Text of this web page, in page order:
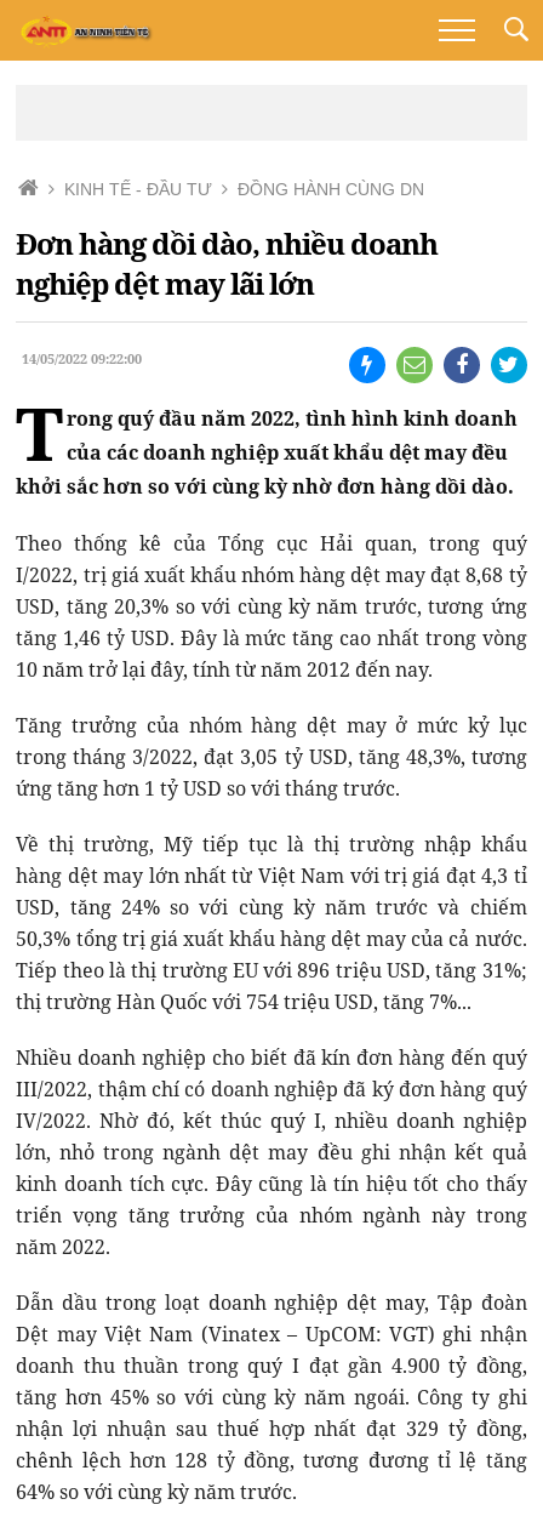
KINH TẾ - ĐẦU TƯ ĐỒNG HÀNH CÙNG DN
Đơn hàng dồi dào, nhiều doanh
nghiệp dệt may lãi lớn
14/05/2022 09:22:00
Trong quý đầu năm 2022, tình hình kinh doanh
của các doanh nghiệp xuất khẩu dệt may đều
khởi sắc hơn so với cùng kỳ nhờ đơn hàng dồi dào.
Theo thống kê của Tổng cục Hải quan, trong quý
I/2022, trị giá xuất khẩu nhóm hàng dệt may đạt 8,68 tỷ
USD, tăng 20,3% so với cùng kỳ năm trước, tương ứng
tăng 1,46 tỷ USD. Đây là mức tăng cao nhất trong vòng
10 năm trở lại đây, tính từ năm 2012 đến nay.
Tăng trưởng của nhóm hàng dệt may ở mức kỷ lục
trong tháng 3/2022, đạt 3,05 tỷ USD, tăng 48,3%, tương
ứng tăng hơn 1 tỷ USD so với tháng trước.
Về thị trường, Mỹ tiếp tục là thị trường nhập khẩu
hàng dệt may lớn nhất từ Việt Nam với trị giá đạt 4,3 tỉ
USD, tăng 24% so với cùng kỳ năm trước và chiếm
50,3% tổng trị giá xuất khẩu hàng dệt may của cả nước.
Tiếp theo là thị trường EU với 896 triệu USD, tăng 31%;
thị trường Hàn Quốc với 754 triệu USD, tăng 7%...
Nhiều doanh nghiệp cho biết đã kín đơn hàng đến quý
III/2022, thậm chí có doanh nghiệp đã ký đơn hàng quý
IV/2022. Nhờ đó, kết thúc quý I, nhiều doanh nghiệp
lớn, nhỏ trong ngành dệt may đều ghi nhận kết quả
kinh doanh tích cực. Đây cũng là tín hiệu tốt cho thấy
triển vọng tăng trưởng của nhóm ngành này trong
năm 2022.
Dẫn dầu trong loạt doanh nghiệp dệt may, Tập đoàn
Dệt may Việt Nam (Vinatex – UpCOM: VGT) ghi nhận
doanh thu thuần trong quý I đạt gần 4.900 tỷ đồng,
tăng hơn 45% so với cùng kỳ năm ngoái. Công ty ghi
nhận lợi nhuận sau thuế hợp nhất đạt 329 tỷ đồng,
chênh lệch hơn 128 tỷ đồng, tương đương tỉ lệ tăng
64% so với cùng kỳ năm trước.